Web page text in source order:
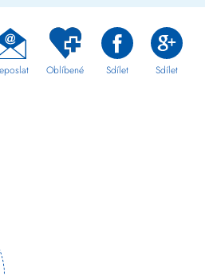
Oblíbené Sdílet Sdílet